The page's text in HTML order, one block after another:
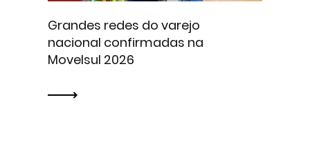
Grandes redes do varejo
nacional confirmadas na
Movelsul 2026